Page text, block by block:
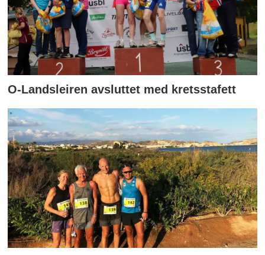
O-Landsleiren avsluttet med kretsstafett